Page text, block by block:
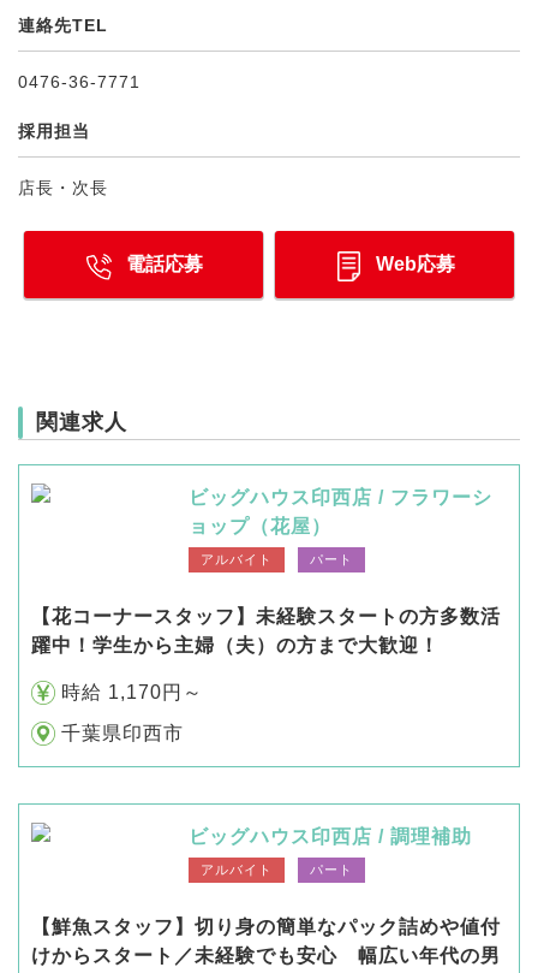
連絡先TEL
0476-36-7771
採用担当
店長・次長
電話応募 Web応募
関連求人
ビッグハウス印西店 / フラワーシ
ョップ（花屋）
アルバイト パート
【花コーナースタッフ】未経験スタートの方多数活
躍中！学生から主婦（夫）の方まで大歓迎！
時給 1,170円～
千葉県印西市
ビッグハウス印西店 / 調理補助
アルバイト パート
【鮮魚スタッフ】切り身の簡単なパック詰めや値付
けからスタート／未経験でも安心 幅広い年代の男